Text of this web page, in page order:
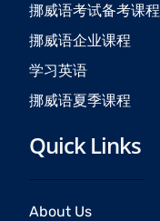
挪威语考试备考课程
挪威语企业课程
学习英语
挪威语夏季课程
Quick Links
About Us